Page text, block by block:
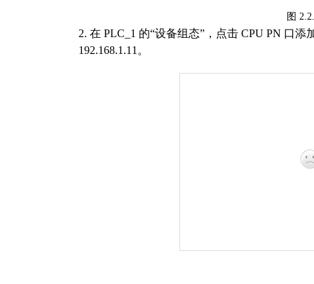
图
2. 在 PLC_1 的“设备组态”，点击 CPU PN 口添
192.168.1 .1 1 。